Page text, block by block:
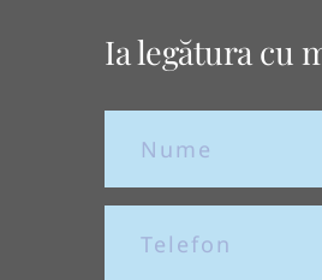
Ia legătura cu